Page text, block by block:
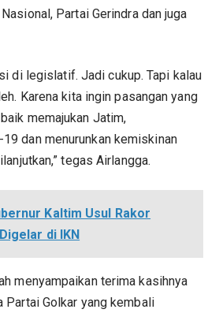
Partai Gerindra dan juga
di legislatif. Jadi cukup. Tapi kalau
Karena kita ingin pasangan yang
memajukan Jatim,
dan menurunkan kemiskinan
tegas Airlangga.
Kaltim Usul Rakor
di IKN
menyampaikan terima kasihnya
Partai Golkar yang kembali